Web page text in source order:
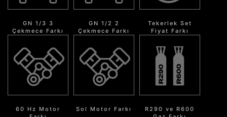
GN 1/3 3
Çekmece Farkı
GN 1/2 2
Çekmece Farkı
Tekerlek Set
Fiyat Farkı
60 Hz Motor
Sol Motor Farkı
R290 ve R600